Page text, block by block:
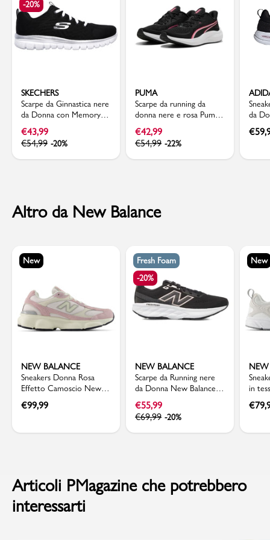
-20%
SKECHERS
Scarpe da Ginnastica nere
da Donna con Memory
Foam Skechers Graceful
€43,99
€54,99 -20%
PUMA
Scarpe da running da
donna nere e rosa Puma
Skyrocket Lite 2
€42,99
€54,99 -22%
da
€
Altro da New Balance
New
NEW BALANCE
Sneakers Donna Rosa
Effetto Camoscio New
Balance 603 Chunky
Outsole
€99,99
Fresh Foam
-20%
NEW BALANCE
Scarpe da Running nere
da Donna New Balance
Fresh Foam 520
€55,99
€69,99 -20%
New
in
€
Articoli PMagazine che potrebbero
interessarti